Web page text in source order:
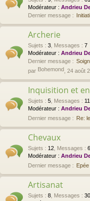
Modérateur : Andrieu
Dernier message :
Archerie
Sujets : 3 Messages : 7
Modérateur : Andrieu
Dernier message :
par Bohemond , 24 août
Inquisition et
Sujets : 5 Messages : 11
Modérateur : Andrieu
Dernier message : Re:
Chevaux
Sujets : 12 Messages :
Modérateur : Andrieu
Dernier message :
Artisanat
Sujets : 8 Messages : 30